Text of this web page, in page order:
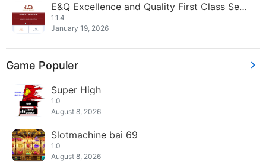
E&Q Excellence and Quality First Class Serv
ices
1.1.4
January 19, 2026
Game Populer
Super High
1.0
August 8, 2026
Slotmachine bai 69
1.0
August 8, 2026